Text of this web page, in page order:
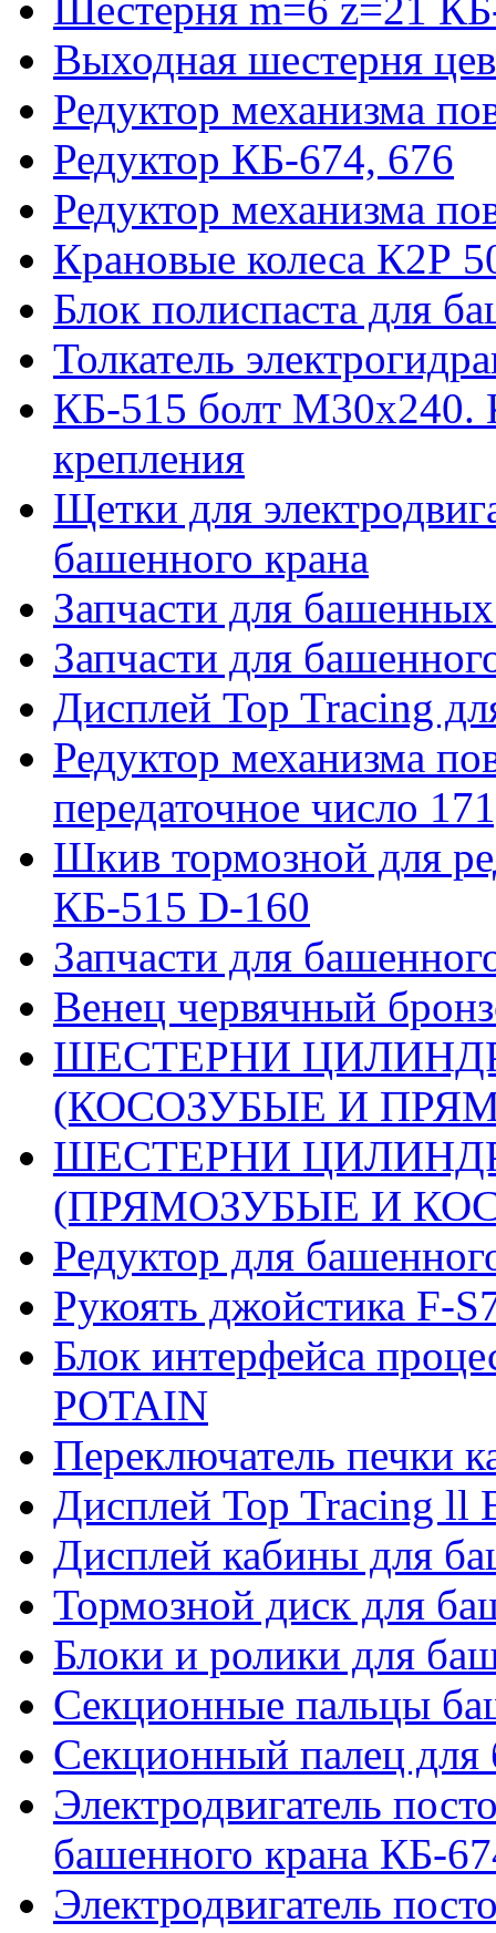
Выходная шестерня
Редуктор механизма
Редуктор КБ-674, 676
Редуктор механизма
Крановые колеса К2Р
Блок полиспаста для
Толкатель
КБ-515 болт М30х240.
крепления
Щетки для
башенного крана
Запчасти для
Запчасти для
Дисплей Top Tracing
Редуктор механизма
передаточное число
Шкив тормозной для
КБ-515 D-160
Запчасти для
Венец червячный
ШЕСТЕРНИ
(КОСОЗУБЫЕ И
ШЕСТЕРНИ
(ПРЯМОЗУБЫЕ И
Редуктор для
Рукоять джойстика F-
Блок интерфейса
POTAIN
Переключатель печки
Дисплей Top Tracing ll
Дисплей кабины для
Тормозной диск для
Блоки и ролики для
Секционные пальцы
Секционный палец
Электродвигатель
башенного крана КБ-
Электродвигатель